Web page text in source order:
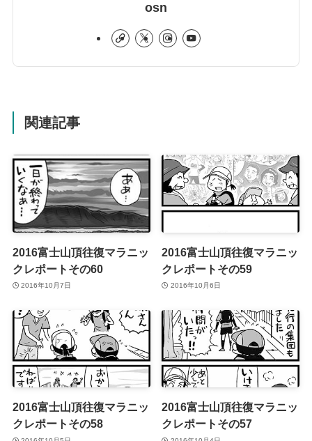
osn
関連記事
2016富士山頂往復マラニッ
クレポートその60
2016年10月7日
2016富士山頂往復マラニッ
クレポートその59
2016年10月6日
2016富士山頂往復マラニッ
クレポートその58
2016富士山頂往復マラニッ
クレポートその57